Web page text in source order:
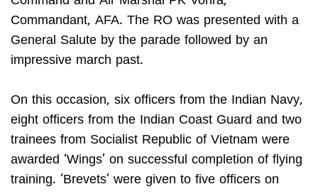
Commandant, AFA. The RO was presented with a
General Salute by the parade followed by an
impressive march past.
On this occasion, six officers from the Indian Navy,
eight officers from the Indian Coast Guard and two
trainees from Socialist Republic of Vietnam were
awarded ‘Wings’ on successful completion of flying
training. ‘Brevets’ were given to five officers on